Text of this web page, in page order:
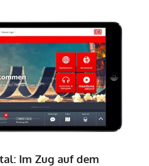
Im Zug auf dem